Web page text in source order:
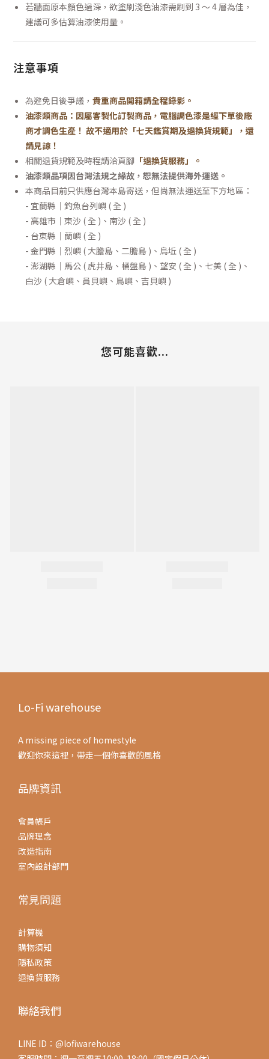
若牆面原本顏色過深，欲塗刷淺色油漆需刷到 3 ～ 4 層為佳，
建議可多估算油漆使用量。
注意事項
為避免日後爭議， 貴重商品開箱請全程錄影。
油漆類商品：因屬客製化訂製商品，電腦調色漆是經下單後廠
商才調色生產！ 故不適用於「七天鑑賞期及退換貨規範」，還
請見諒！
相關退貨規範及時程請洽頁腳 「退換貨服務」
。
油漆類品項因台灣法規之緣故，恕無法提供海外運送。
本商品目前只供應台灣本島寄送，但尚無法運送至下方地區：
- 宜蘭縣｜釣魚台列嶼 ( 全 )
- 高雄市｜東沙 ( 全 )、南沙 ( 全 )
- 台東縣｜蘭嶼 ( 全 )
- 金門縣｜烈嶼 ( 大膽島、二膽島 )、烏坵 ( 全 )
- 澎湖縣｜馬公 ( 虎井島、桶盤島 )、望安 ( 全 )、七美 ( 全 )、
白沙 ( 大倉嶼、員貝嶼、鳥嶼、吉貝嶼 )
您可能喜歡...
Lo-Fi warehouse
A missing piece of homestyle
歡迎你來這裡，帶走一個你喜歡的風格
品牌資訊
會員帳戶
品牌理念
改造指南
室內設計部門
常見問題
計算機
購物須知
隱私政策
退換貨服務
聯絡我們
LINE ID：@lofiwarehouse